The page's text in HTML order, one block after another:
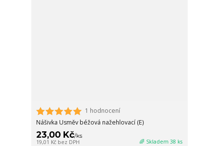
1 hodnocení
Nášivka Usměv béžová nažehlovací (E)
23,00 Kč/ks
19,01 Kč bez DPH 🌈 Skladem 38 ks